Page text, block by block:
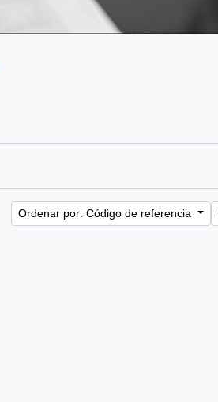
Ordenar por: Código de referencia